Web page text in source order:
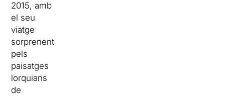
2015, amb
el seu
viatge
sorprenent
pels
paisatges
lorquians
de